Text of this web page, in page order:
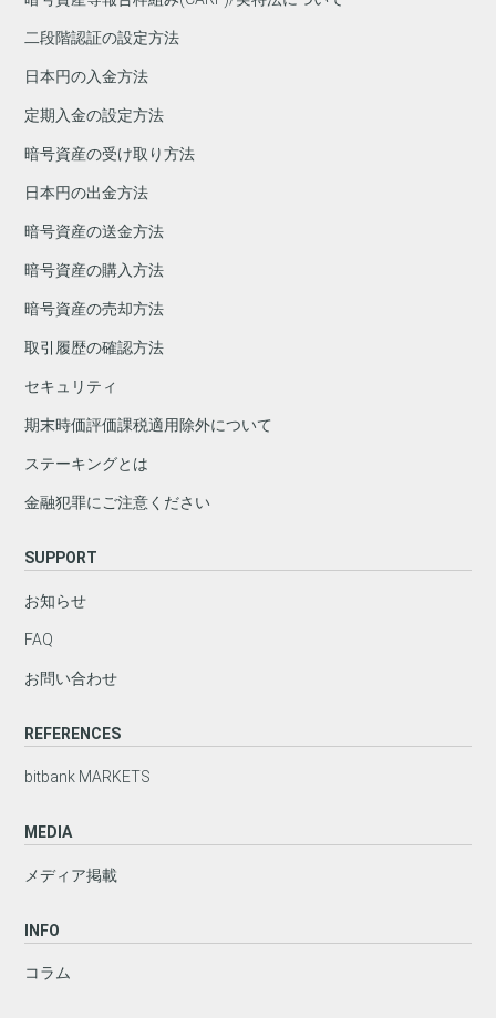
二段階認証の設定方法
日本円の入金方法
定期入金の設定方法
暗号資産の受け取り方法
日本円の出金方法
暗号資産の送金方法
暗号資産の購入方法
暗号資産の売却方法
取引履歴の確認方法
セキュリティ
期末時価評価課税適用除外について
ステーキングとは
金融犯罪にご注意ください
SUPPORT
お知らせ
FAQ
お問い合わせ
REFERENCES
bitbank MARKETS
MEDIA
メディア掲載
INFO
コラム